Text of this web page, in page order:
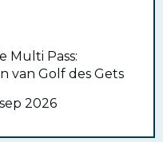
Multi Pass:
van Golf des Gets
2026